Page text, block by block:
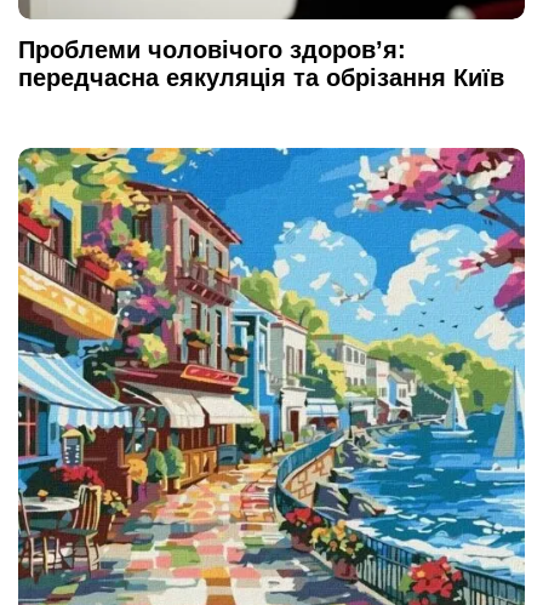
Проблеми чоловічого здоров’я:
передчасна еякуляція та обрізання Київ